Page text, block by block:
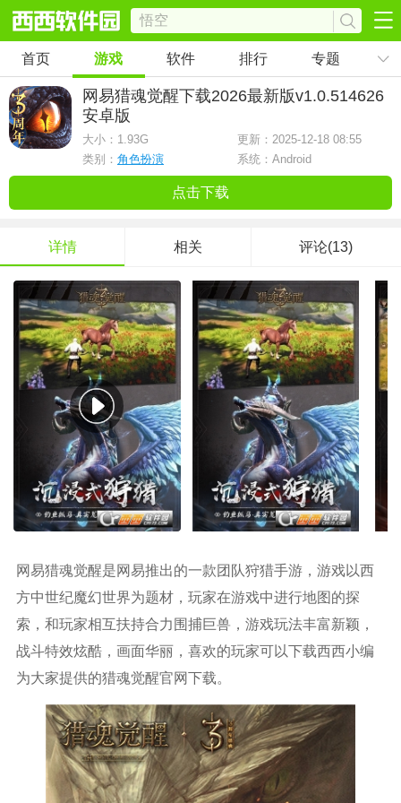
首页 游戏 软件 排行 专题
网易猎魂觉醒下载2026最新版v1.0.514626
安卓版
大小： 1.93G
更新：2025-12-18 08:55
类别： 角色扮演 系统：Android
点击下载
详情 相关 评论(13)
网易猎魂觉醒是网易推出的一款团队狩猎手游，游戏以西
方中世纪魔幻世界为题材，玩家在游戏中进行地图的探
索，和玩家相互扶持合力围捕巨兽，游戏玩法丰富新颖，
战斗特效炫酷，画面华丽，喜欢的玩家可以下载西西小编
为大家提供的猎魂觉醒官网下载。